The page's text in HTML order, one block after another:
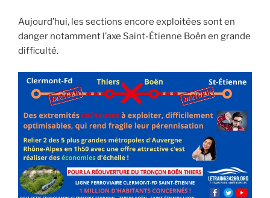
Aujourd’hui, les sections encore exploitées sont en
danger notamment l’axe Saint-Étienne Boën en grande
difficulté.